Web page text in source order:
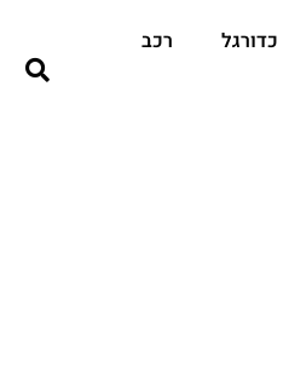
כדורגל רכב